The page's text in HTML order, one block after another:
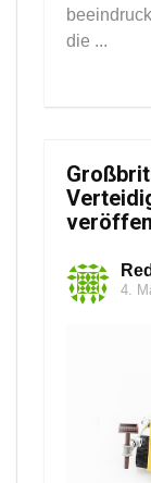
die ...
4.